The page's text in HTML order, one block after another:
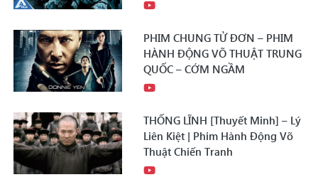
PHIM CHUNG TỬ ĐƠN – PHIM
HÀNH ĐỘNG VÕ THUẬT TRUNG
QUỐC – CỚM NGẦM
THỐNG LĨNH [Thuyết Minh] – Lý
Liên Kiệt | Phim Hành Động Võ
Thuật Chiến Tranh